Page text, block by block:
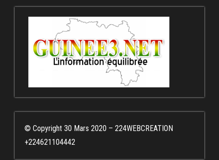
© Copyright 30 Mars 2020 – 224WEBCREATION
+224621104442